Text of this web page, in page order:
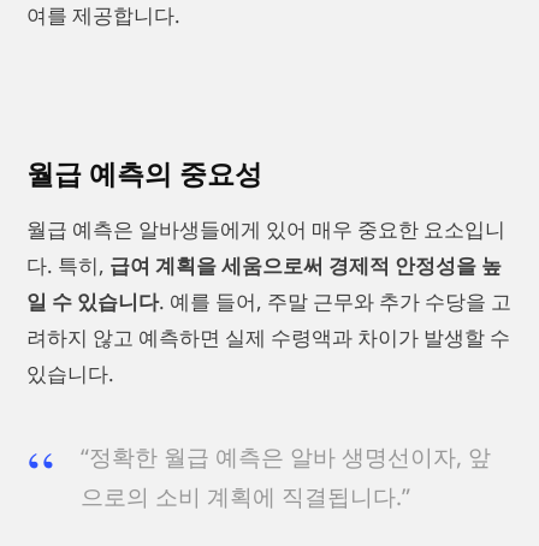
여를 제공합니다.
월급 예측의 중요성
월급 예측은 알바생들에게 있어 매우 중요한 요소입니
다. 특히, 급여 계획을 세움으로써 경제적 안정성을 높
일 수 있습니다. 예를 들어, 주말 근무와 추가 수당을 고
려하지 않고 예측하면 실제 수령액과 차이가 발생할 수
있습니다.
“정확한 월급 예측은 알바 생명선이자, 앞
으로의 소비 계획에 직결됩니다.”